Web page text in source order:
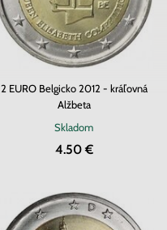
2 EURO Belgicko 2012 - kráľovná
Alžbeta
Skladom
4.50 €